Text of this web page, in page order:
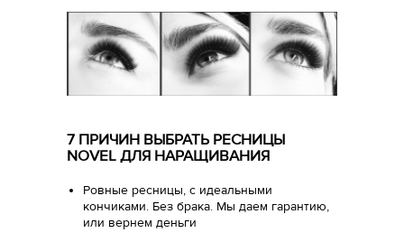
7 ПРИЧИН ВЫБРАТЬ РЕСНИЦЫ
NOVEL ДЛЯ НАРАЩИВАНИЯ
Ровные ресницы, с идеальными
кончиками. Без брака. Мы даем гарантию,
или вернем деньги